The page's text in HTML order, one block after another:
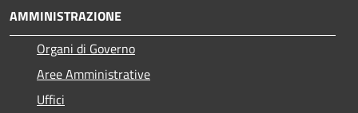
AMMINISTRAZIONE
Organi di Governo
Aree Amministrative
Uffici